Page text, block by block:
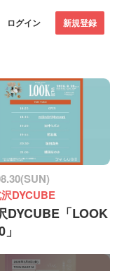
ログイン 新規登録
DYCUBE
DYCUBE「LOOK